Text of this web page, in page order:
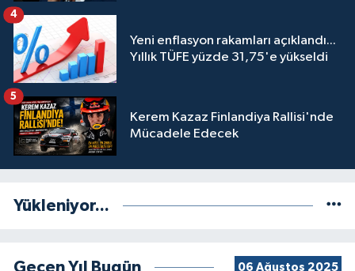
Yeni enflasyon rakamları açıklandı...
Yıllık TÜFE yüzde 31,75'e yükseldi
4
Kerem Kazaz Finlandiya Rallisi'nde
Mücadele Edecek
5
Yükleniyor...
06 Ağustos 2025